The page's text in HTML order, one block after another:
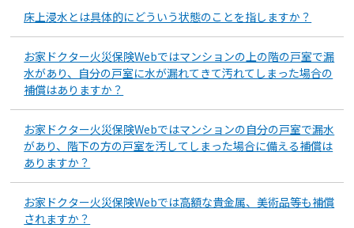
床上浸水とは具体的にどういう状態のことを指しますか？
お家ドクター火災保険Webではマンションの上の階の戸室で漏
水があり、自分の戸室に水が漏れてきて汚れてしまった場合の
補償はありますか？
お家ドクター火災保険Webではマンションの自分の戸室で漏水
があり、階下の方の戸室を汚してしまった場合に備える補償は
ありますか？
お家ドクター火災保険Webでは高額な貴金属、美術品等も補償
されますか？